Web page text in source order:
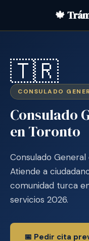
🍁
🇹🇷
CONSULADO
Consulado
en Toronto
Consulado
Atiende a
comunidad turca
servicios 2026.
📅 Pedir cita